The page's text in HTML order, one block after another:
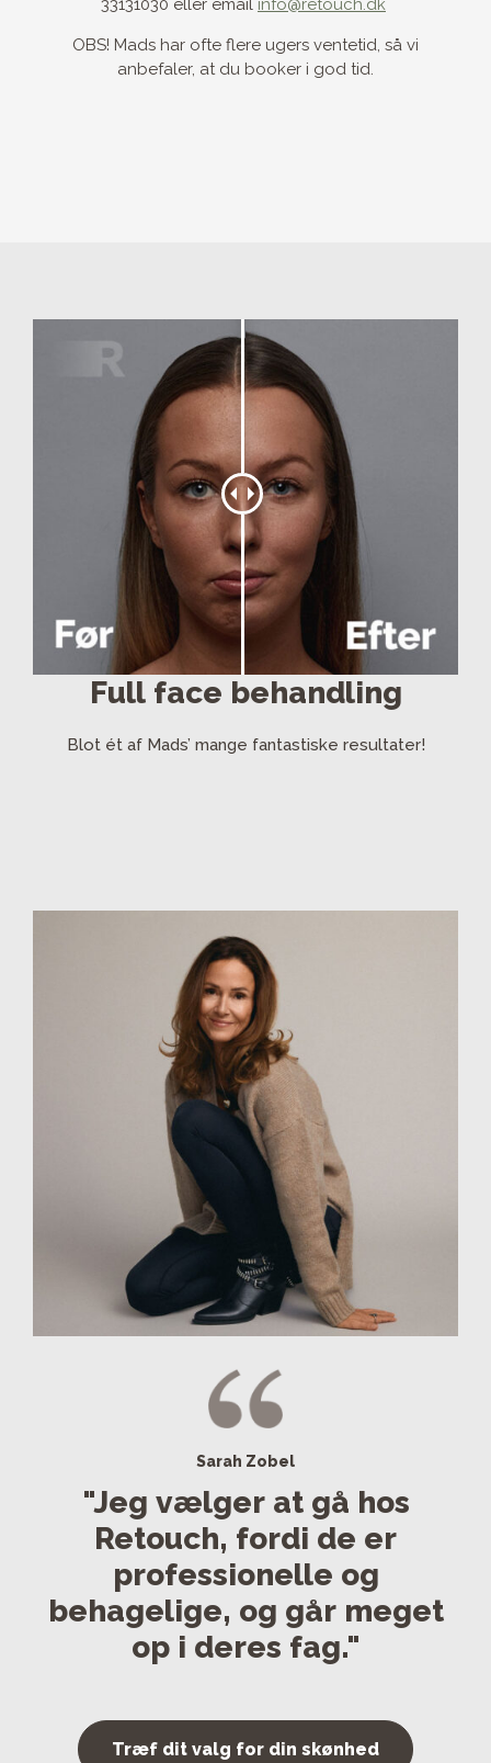
OBS! Mads har ofte flere ugers ventetid, så vi
anbefaler, at du booker i god tid.
Full face behandling
Blot ét af Mads’ mange fantastiske resultater!
Sarah Zobel
"Jeg vælger at gå hos
Retouch, fordi de er
professionelle og
behagelige, og går meget
op i deres fag."
Træf dit valg for din skønhed